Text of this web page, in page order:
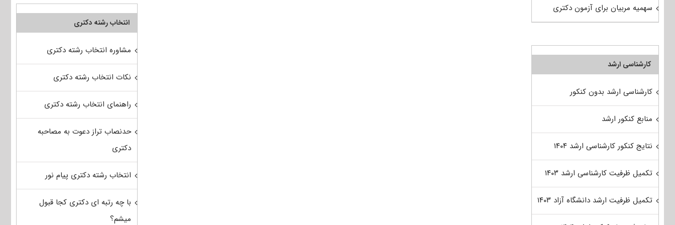
انتخاب رشته دکتری
مشاوره انتخاب رشته دکتری
نکات انتخاب رشته دکتری
راهنمای انتخاب رشته دکتری
حدنصاب تراز دعوت به مصاحبه
دکتری
انتخاب رشته دکتری پیام نور
با چه رتبه ای دکتری کجا قبول
میشم؟
سهمیه مربیان برای آزمون دکتری
کارشناسی ارشد
کارشناسی ارشد بدون کنکور
منابع کنکور ارشد
نتایج کنکور کارشناسی ارشد ۱۴۰۴
تکمیل ظرفیت کارشناسی ارشد ۱۴۰۳
تکمیل ظرفیت ارشد دانشگاه آزاد ۱۴۰۳